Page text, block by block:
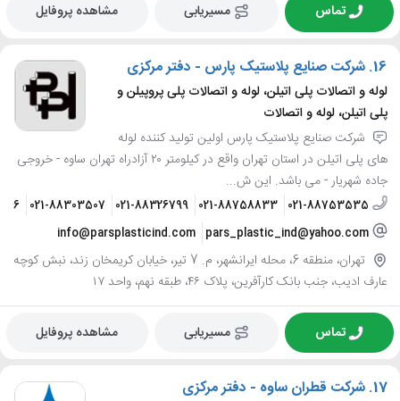
تماس مسیریابی مشاهده پروفایل
16. شرکت صنایع پلاستیک پارس - دفتر مرکزی
لوله و اتصالات پلی اتیلن، لوله و اتصالات پلی پروپیلن و
پلی اتیلن، لوله و اتصالات
شرکت صنایع پلاستیک پارس اولین تولید کننده لوله
های پلی اتیلن در استان تهران واقع در کیلومتر ۲۰ آزادراه تهران ساوه - خروجی
جاده شهریار - می باشد. این ش...
021-88753535
021-88758833
021-88326799
021-88303507
pars_plastic_ind@yahoo.com
info@parsplasticind.com
تهران، منطقه 6، محله ایرانشهر، م. 7 تیر، خیابان کریمخان زند، نبش کوچه
عارف ادیب، جنب بانک کارآفرین، پلاک ۴۶، طبقه نهم، واحد ۱۷
تماس مسیریابی مشاهده پروفایل
17. شرکت قطران ساوه - دفتر مرکزی